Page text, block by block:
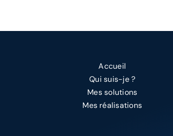
Accueil
Qui suis-je ?
Mes solutions
Mes réalisations